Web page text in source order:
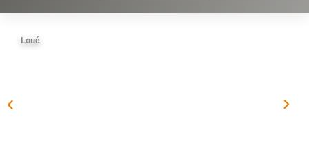
Protéger Son Bien
Loué